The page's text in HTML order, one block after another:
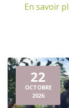
En savoir
22
OCTOBRE
2026